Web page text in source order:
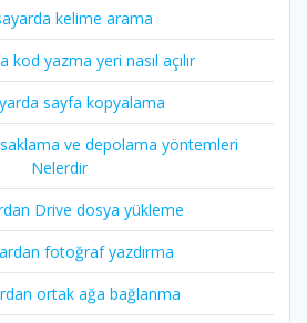
kelime arama
kod yazma yeri nasıl açılır
sayfa kopyalama
ve depolama yöntemleri
Nelerdir
Drive dosya yükleme
fotoğraf yazdırma
ortak ağa bağlanma